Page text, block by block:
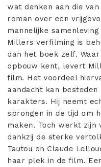
wat denken aan die
roman over een
mannelijke
Millers verfilming is
dan het boek zelf.
opbouw kent, levert
film. Het voordeel
aandacht kan
karakters. Hij neemt
sprongen in de tijd om
maken. Toch werkt zijn
dankzij de sterke
Tautou en Claude
haar plek in de film.